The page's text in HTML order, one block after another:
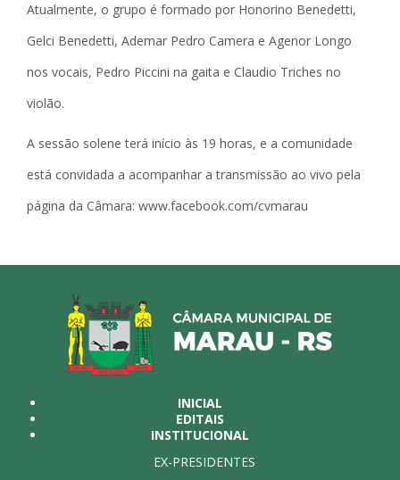
Atualmente, o grupo é formado por Honorino Benedetti,
Gelci Benedetti, Ademar Pedro Camera e Agenor Longo
nos vocais, Pedro Piccini na gaita e Claudio Triches no
violão.
A sessão solene terá início às 19 horas, e a comunidade
está convidada a acompanhar a transmissão ao vivo pela
página da Câmara: www.facebook.com/cvmarau
INICIAL
EDITAIS
INSTITUCIONAL
EX-PRESIDENTES